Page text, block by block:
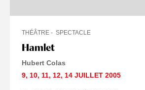
Hamlet
THÉÂTRE SPECTACLE
Hubert Colas
9, 10, 11, 12, 14 JUILLET 2005